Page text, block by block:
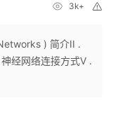
3k+
) 简介II .
经网络连接方式V .